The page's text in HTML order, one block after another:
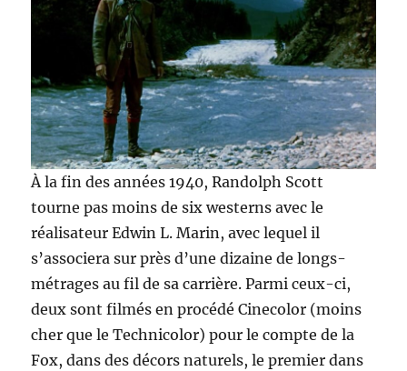
À la fin des années 1940, Randolph Scott
tourne pas moins de six westerns avec le
réalisateur Edwin L. Marin, avec lequel il
s’associera sur près d’une dizaine de longs-
métrages au fil de sa carrière. Parmi ceux-ci,
deux sont filmés en procédé Cinecolor (moins
cher que le Technicolor) pour le compte de la
Fox, dans des décors naturels, le premier dans